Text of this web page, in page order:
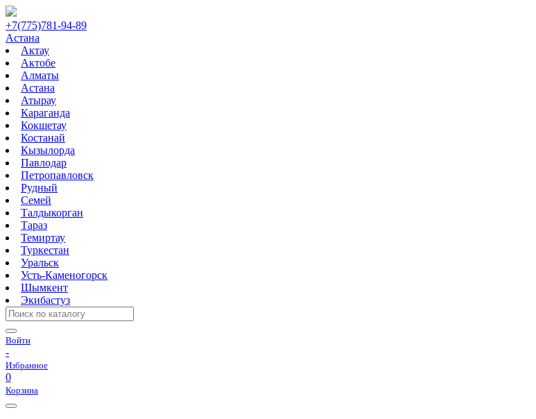
+7(775)781-94-89
Астана
Актау
Актобе
Алматы
Астана
Атырау
Караганда
Кокшетау
Костанай
Кызылорда
Павлодар
Петропавловск
Рудный
Семей
Талдыкорган
Тараз
Темиртау
Туркестан
Уральск
Усть-Каменогорск
Шымкент
Экибастуз
Войти
-
Избранное
0
Корзина